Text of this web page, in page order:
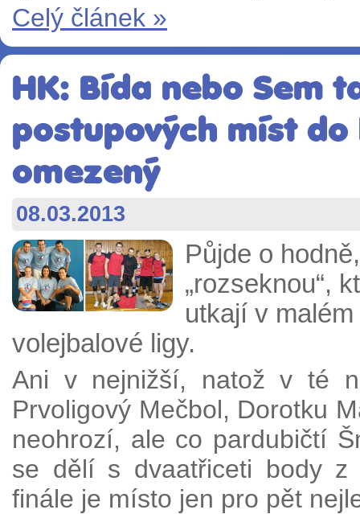
Celý článek »
HK: Bída nebo Sem
postupových míst
omezený
08.03.2013
Půjde o
„rozseknou“,
utkají v
volejbalové ligy.
Ani v nejnižší, natož v té
Prvoligový Mečbol, Dorotku
neohrozí, ale co pardubičtí
se dělí s dvaatřiceti body
finále je místo jen pro pět